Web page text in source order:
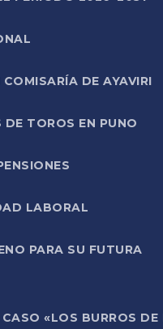
DE AYAVIRI
DE TOROS EN PUNO
LABORAL
PARA SU FUTURA
«LOS BURROS DE